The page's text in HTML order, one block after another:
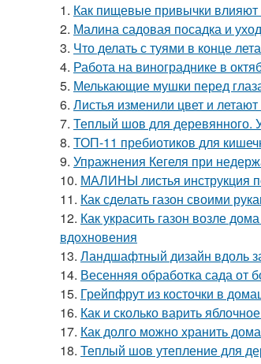
1. Как пищевые привычки влияют
2. Малина садовая посадка и
3. Что делать с туями в конце
4. Работа на винограднике в
5. Мелькающие мушки перед
6. Листья изменили цвет и
7. Теплый шов для деревянного.
8. ТОП-11 пребиотиков для
9. Упражнения Кегеля при
10. МАЛИНЫ листья инструкция
11. Как сделать газон своими
12. Как украсить газон возле
вдохновения
13. Ландшафтный дизайн вдоль
14. Весенняя обработка сада от
15. Грейпфрут из косточки в
16. Как и сколько варить
17. Как долго можно хранить
18. Теплый шов утепление для